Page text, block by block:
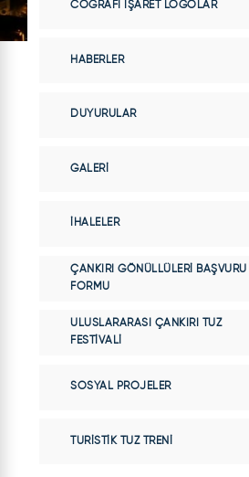
COĞRAFI İŞARET LOGOLAR
HABERLER
DUYURULAR
GALERI
İHALELER
ÇANKIRI GÖNÜLLÜLERI BAŞVURU
FORMU
ULUSLARARASI ÇANKIRI TUZ
FESTIVALI
SOSYAL PROJELER
TURISTIK TUZ TRENI